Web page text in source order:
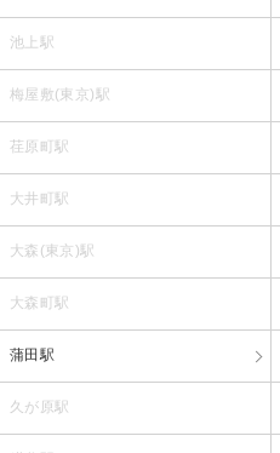
池上駅
梅屋敷(東京)駅
荏原町駅
大井町駅
大森(東京)駅
大森町駅
蒲田駅
久が原駅